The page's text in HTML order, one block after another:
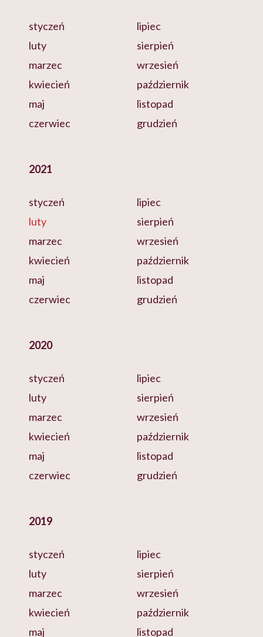
styczeń
luty
marzec
kwiecień
maj
czerwiec
lipiec
sierpień
wrzesień
październik
listopad
grudzień
2021
styczeń
luty
marzec
kwiecień
maj
czerwiec
lipiec
sierpień
wrzesień
październik
listopad
grudzień
2020
styczeń
luty
marzec
kwiecień
maj
czerwiec
lipiec
sierpień
wrzesień
październik
listopad
grudzień
2019
styczeń
luty
marzec
kwiecień
maj
lipiec
sierpień
wrzesień
październik
listopad